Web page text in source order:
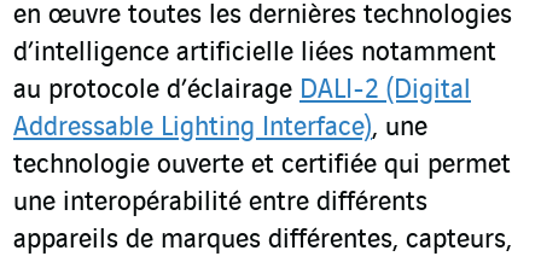
en œuvre toutes les dernières technologies
d’intelligence artificielle liées notamment
au protocole d’éclairage DALI-2 (Digital
Addressable Lighting Interface), une
technologie ouverte et certifiée qui permet
une interopérabilité entre différents
appareils de marques différentes, capteurs,